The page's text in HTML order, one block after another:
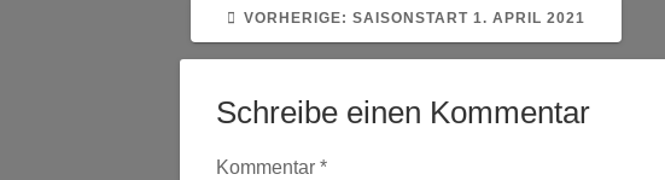
VORHERIGE: VORHERIGER
SAISONSTART 1. APRIL 2021
Schreibe einen Kommentar
Kommentar*